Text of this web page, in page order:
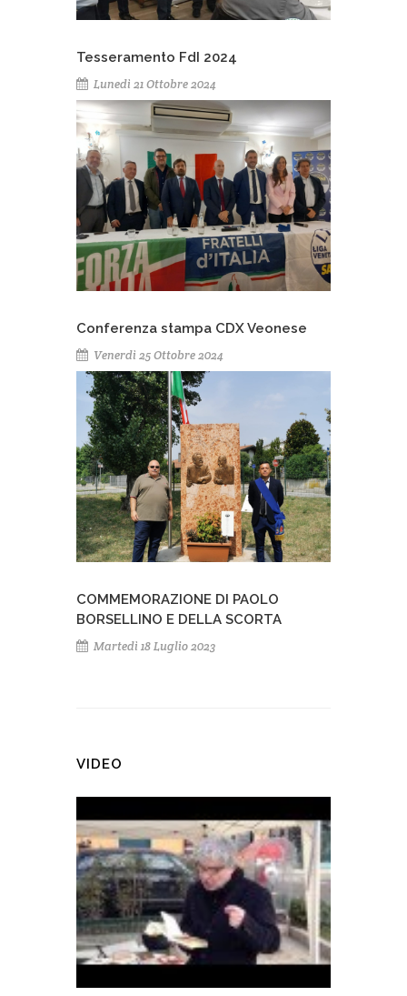
Tesseramento FdI 2024
Lunedì 21 Ottobre 2024
Conferenza stampa CDX Veonese
Venerdì 25 Ottobre 2024
COMMEMORAZIONE DI PAOLO
BORSELLINO E DELLA SCORTA
Martedì 18 Luglio 2023
VIDEO